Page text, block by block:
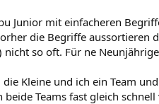
Junior mit einfacheren
die Begriffe aussortieren
so oft. Für ne
Kleine und ich ein Team
Teams fast gleich